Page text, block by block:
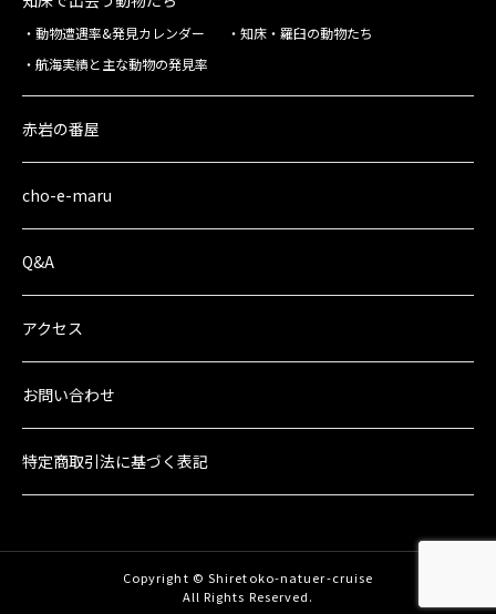
動物遭遇率&発見カレンダー
知床・羅臼の動物たち
航海実績と主な動物の発見率
赤岩の番屋
cho-e-maru
Q&A
アクセス
お問い合わせ
特定商取引法に基づく表記
Copyright © Shiretoko-natuer-cruise
All Rights Reserved.